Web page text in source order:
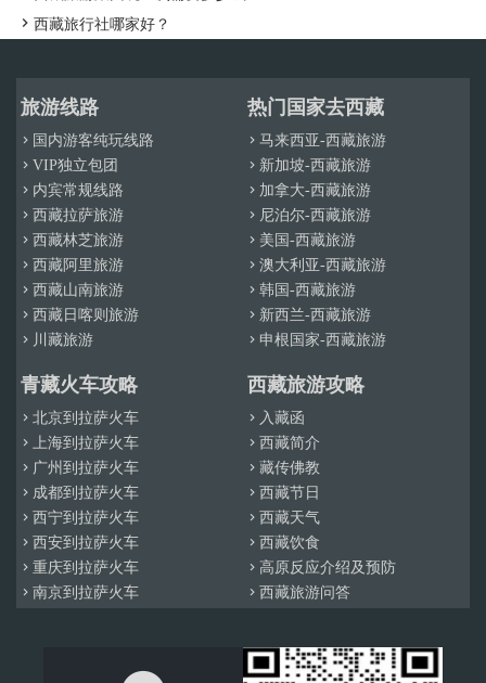
 西藏旅行社哪家好？
旅游线路
 国内游客纯玩线路
 VIP独立包团
 内宾常规线路
 西藏拉萨旅游
 西藏林芝旅游
 西藏阿里旅游
 西藏山南旅游
 西藏日喀则旅游
 川藏旅游
热门国家去西藏
 马来西亚-西藏旅游
 新加坡-西藏旅游
 加拿大-西藏旅游
 尼泊尔-西藏旅游
 美国-西藏旅游
 澳大利亚-西藏旅游
 韩国-西藏旅游
 新西兰-西藏旅游
 申根国家-西藏旅游
青藏火车攻略
 北京到拉萨火车
 上海到拉萨火车
 广州到拉萨火车
 成都到拉萨火车
 西宁到拉萨火车
 西安到拉萨火车
 重庆到拉萨火车
 南京到拉萨火车
西藏旅游攻略
 入藏函
 西藏简介
 藏传佛教
 西藏节日
 西藏天气
 西藏饮食
 高原反应介绍及预防
 西藏旅游问答